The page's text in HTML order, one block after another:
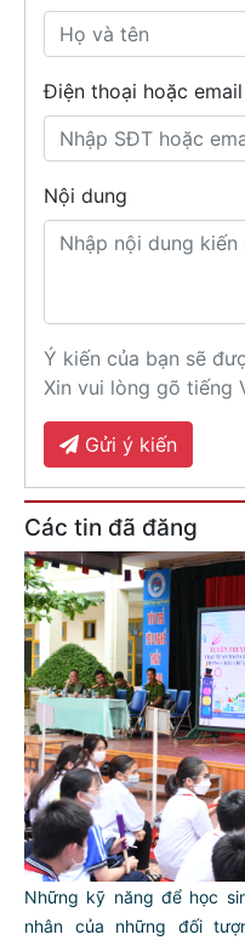
Điện thoại hoặc
Nội dung
Ý kiến của bạn sẽ
Xin vui lòng gõ tiếng
Gửi ý kiến
Các tin đã đăng
Những kỹ năng để học
nhân của những đối